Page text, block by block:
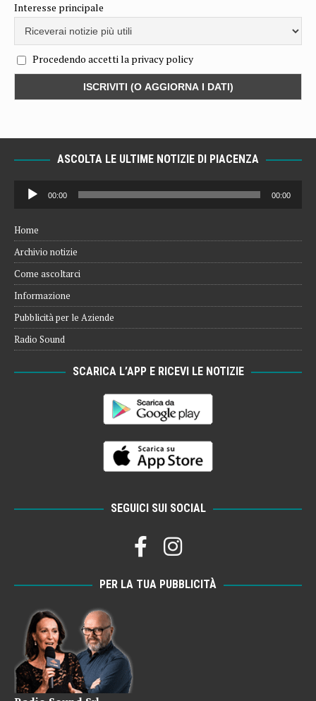
Interesse principale
Procedendo accetti la privacy policy
ASCOLTA LE ULTIME NOTIZIE DI PIACENZA
Audio
Player
00:00 00:00
Home
Archivio notizie
Come ascoltarci
Informazione
Pubblicità per le Aziende
Radio Sound
SCARICA L’APP E RICEVI LE NOTIZIE
SEGUICI SUI SOCIAL
PER LA TUA PUBBLICITÀ